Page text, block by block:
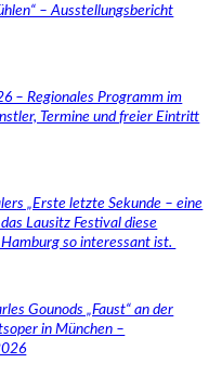
– Ausstellungsbericht
– Regionales Programm im
Termine und freier Eintritt
„Erste letzte Sekunde – eine
Lausitz Festival diese
so interessant ist.
Gounods „Faust“ an der
in München –